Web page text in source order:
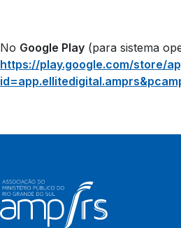
No Google Play (para sistema
https://play.google.com/store/